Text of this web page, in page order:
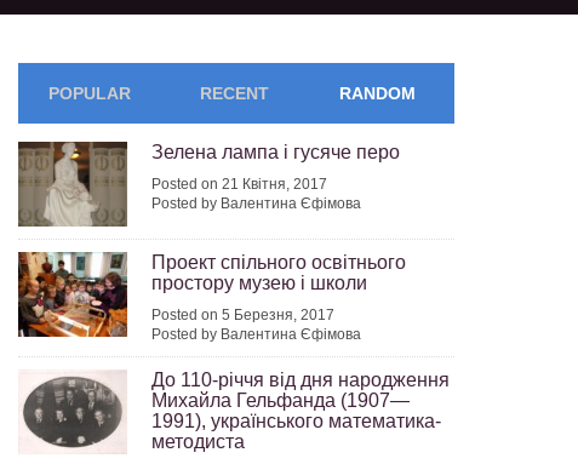
POPULAR RECENT RANDOM
Зелена лампа і гусяче перо
Posted on 21 Квітня, 2017
Posted by Валентина Єфімова
Проект спільного освітнього
простору музею і школи
Posted on 5 Березня, 2017
Posted by Валентина Єфімова
До 110-річчя від дня народження
Михайла Гельфанда (1907—
1991), українського математика-
методиста